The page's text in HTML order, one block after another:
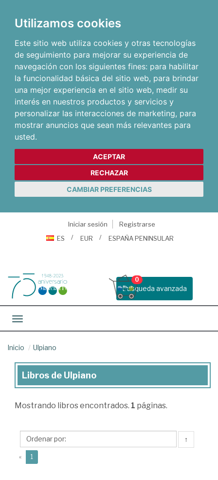
Utilizamos cookies
Este sitio web utiliza cookies y otras tecnologías
de seguimiento para mejorar su experiencia de
navegación con los siguientes fines: para habilitar
la funcionalidad básica del sitio web, para brindar
una mejor experiencia en el sitio web, medir su
interés en nuestros productos y servicios y
personalizar las interacciones de marketing, para
mostrar anuncios que sean más relevantes para
usted.
ACEPTAR
RECHAZAR
CAMBIAR PREFERENCIAS
Iniciar sesión
Registrarse
ES
EUR ESPAÑA PENINSULAR
Busqueda avanzada
0
Toggle navigation
Inicio Ulpiano
Libros
Ulpiano
Libros de Ulpiano
Mostrando libros encontrados. 1 páginas.
↑
« 1